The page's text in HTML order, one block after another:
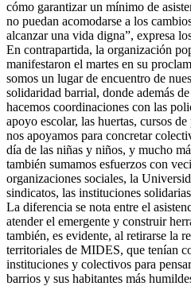
cómo garantizar un mínimo de
no puedan acomodarse a los
alcanzar una vida digna”, expresa
En contrapartida, la organización
manifestaron el martes en su
somos un lugar de encuentro de
solidaridad barrial, donde además
hacemos coordinaciones con las
apoyo escolar, las huertas, cursos
nos apoyamos para concretar
día de las niñas y niños, y mucho
también sumamos esfuerzos con
organizaciones sociales, la
sindicatos, las instituciones
La diferencia se nota entre el
atender el emergente y construir
también, es evidente, al retirarse la
territoriales de MIDES, que tenían
instituciones y colectivos para
barrios y sus habitantes más